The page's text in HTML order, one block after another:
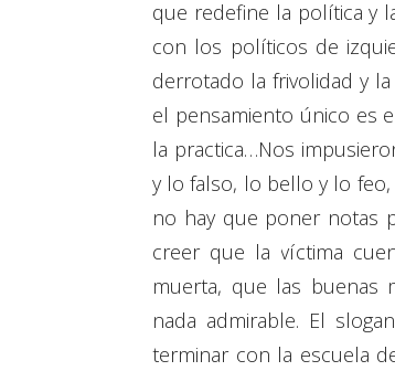
que redefine la política y
con los políticos de
derrotado la frivolidad y
el pensamiento único es
la practica…Nos
y lo falso, lo bello y lo
no hay que poner notas
creer que la víctima
muerta, que las buenas
nada admirable. El
terminar con la escuela